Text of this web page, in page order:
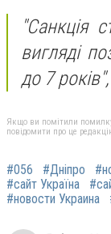
"Санкція
вигляді
до 7
Якщо ви помітили
повідомити про це
#056 #Дніпро
#сайт Україна
#новости Украина